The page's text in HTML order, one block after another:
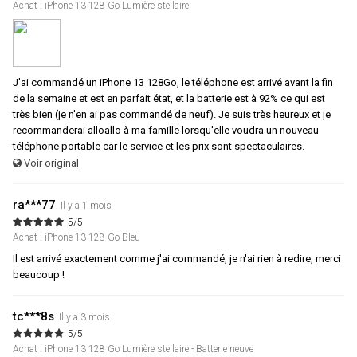
Achat : iPhone 13 128 Go Lumière stellaire
J'ai commandé un iPhone 13 128Go, le téléphone est arrivé avant la fin
de la semaine et est en parfait état, et la batterie est à 92% ce qui est
très bien (je n'en ai pas commandé de neuf). Je suis très heureux et je
recommanderai alloallo à ma famille lorsqu'elle voudra un nouveau
téléphone portable car le service et les prix sont spectaculaires.
Voir original
ra***77
Il y a 1 mois
5/5
Achat : iPhone 13 128 Go Bleu
Il est arrivé exactement comme j'ai commandé, je n'ai rien à redire, merci
beaucoup !
tc***8s
Il y a 3 mois
5/5
Achat : iPhone 13 128 Go Lumière stellaire - Batterie neuve